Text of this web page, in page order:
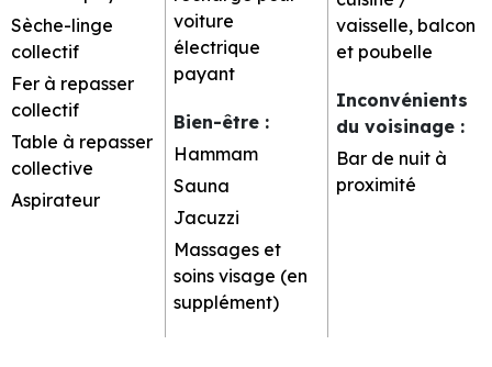
Sèche-linge
collectif
Fer à repasser
collectif
Table à repasser
collective
Aspirateur
voiture
électrique
payant
Bien-être :
Hammam
Sauna
Jacuzzi
Massages et
soins visage (en
supplément)
vaisselle, balcon
et poubelle
Inconvénients
du voisinage :
Bar de nuit à
proximité